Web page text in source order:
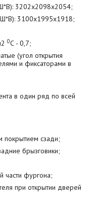
: 3202х2098х2054;
: 3100х1995х1918;
0С - 0,7;
(угол открытия
и фиксаторами в
в один ряд по всей
покрытием сзади;
брызговики;
части фургона;
при открытии дверей